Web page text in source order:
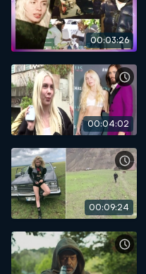
00:03:26
00:04:02
00:09:24